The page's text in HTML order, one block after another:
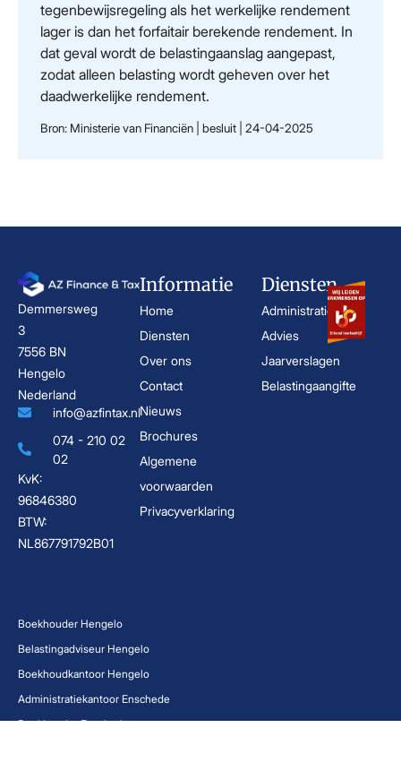
tegenbewijsregeling als het werkelijke rendement
lager is dan het forfaitair berekende rendement. In
dat geval wordt de belastingaanslag aangepast,
zodat alleen belasting wordt geheven over het
daadwerkelijke rendement.
Bron: Ministerie van Financiën | besluit | 24-04-2025
Demmersweg
3
7556 BN
Hengelo
Nederland
info@azfintax.nl
074 - 210 02
02
KvK:
96846380
BTW:
NL867791792B01
Informatie
Home
Diensten
Over ons
Contact
Nieuws
Brochures
Algemene
voorwaarden
Privacyverklaring
Diensten
Administratie
Advies
Jaarverslagen
Belastingaangifte
Boekhouder Hengelo
Belastingadviseur Hengelo
Boekhoudkantoor Hengelo
Administratiekantoor Enschede
Boekhouder Enschede